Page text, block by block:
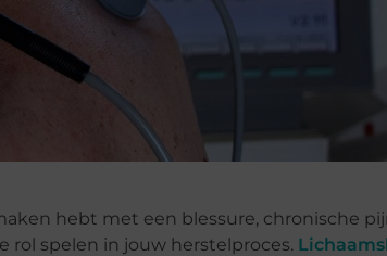
hebt met een blessure, chronische
rol spelen in jouw herstelproces.